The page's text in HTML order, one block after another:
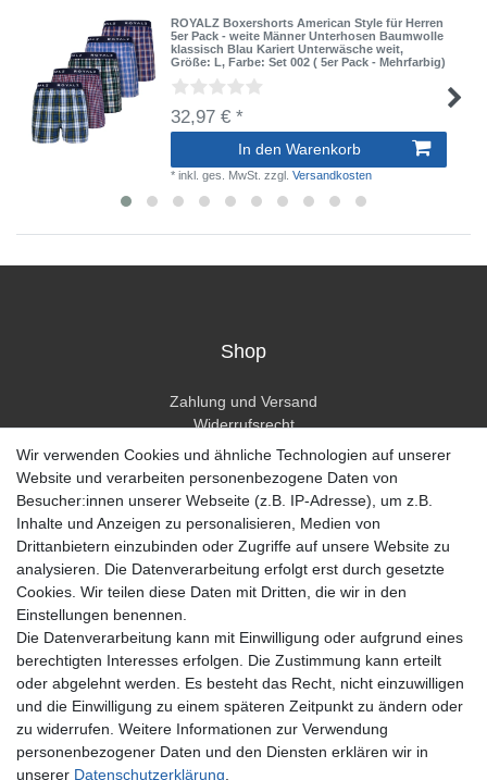
ROYALZ Boxershorts American Style für Herren
5er Pack - weite Männer Unterhosen Baumwolle
klassisch Blau Kariert Unterwäsche weit,
Größe: L, Farbe: Set 002 ( 5er Pack - Mehrfarbig)
32,97 € *
In den Warenkorb
*inkl. ges. MwSt. zzgl.Versandkosten
Shop
Zahlung und Versand
Widerrufsrecht
Widerrufsformular
Hilfe
Mein Konto
Registrieren
Anmelden
Unternehmen
Kontakt
Datenschutzerklärung
AGB Kundeninformationen
Impressum
Zahlung und Versand
Wir verwenden Cookies und ähnliche Technologien auf unserer
Website und verarbeiten personenbezogene Daten von
Besucher:innen unserer Webseite (z.B. IP-Adresse), um z.B.
Inhalte und Anzeigen zu personalisieren, Medien von
Drittanbietern einzubinden oder Zugriffe auf unsere Website zu
analysieren. Die Datenverarbeitung erfolgt erst durch gesetzte
Cookies. Wir teilen diese Daten mit Dritten, die wir in den
Einstellungen benennen.
Die Datenverarbeitung kann mit Einwilligung oder aufgrund eines
berechtigten Interesses erfolgen. Die Zustimmung kann erteilt
oder abgelehnt werden. Es besteht das Recht, nicht einzuwilligen
und die Einwilligung zu einem späteren Zeitpunkt zu ändern oder
zu widerrufen. Weitere Informationen zur Verwendung
personenbezogener Daten und den Diensten erklären wir in
unserer Daten­schutz­erklärung